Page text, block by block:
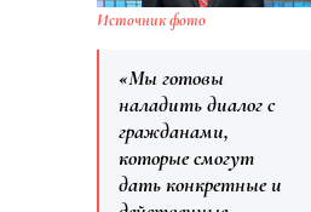
Источник фото
«Мы готовы
наладить диалог с
гражданами,
которые смогут
дать конкретные и